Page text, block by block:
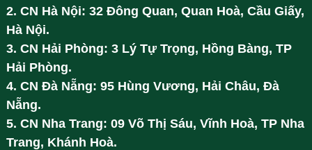
2. CN Hà Nội: 32 Đông Quan, Quan Hoà, Cầu Giấy,
Hà Nội.
3. CN Hải Phòng: 3 Lý Tự Trọng, Hồng Bàng, TP
Hải Phòng.
4. CN Đà Nẵng: 95 Hùng Vương, Hải Châu, Đà
Nẵng.
5. CN Nha Trang: 09 Võ Thị Sáu, Vĩnh Hoà, TP Nha
Trang, Khánh Hoà.